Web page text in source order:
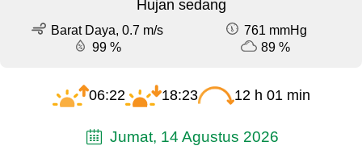
Hujan sedang
Barat Daya, 0.7 m/s
761 mmHg
99 %
89 %
06:22 18:23 12 h 01 min
Jumat, 14 Agustus 2026